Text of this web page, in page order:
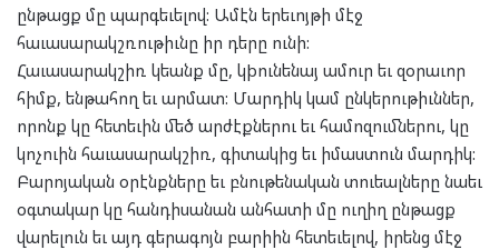
ընթացք մը պարգեւելով: Ամէն երեւոյթի մէջ
հաւասարակշռութիւնը իր դերը ունի:
Հաւասարակշիռ կեանք մը, կþունենայ ամուր եւ զօրաւոր
հիմք, ենթահող եւ արմատ: Մարդիկ կամ ընկերութիւններ,
որոնք կը հետեւին մեծ արժէքներու եւ համոզումներու, կը
կոչուին հաւասարակշիռ, գիտակից եւ իմաստուն մարդիկ:
Բարոյական օրէնքները եւ բնութենական տուեալները նաեւ
օգտակար կը հանդիսանան անհատի մը ուղիղ ընթացք
վարելուն եւ այդ գերագոյն բարիին հետեւելով, իրենց մէջ